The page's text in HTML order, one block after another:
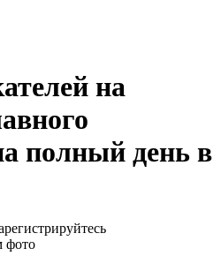
на
полный день в
фото